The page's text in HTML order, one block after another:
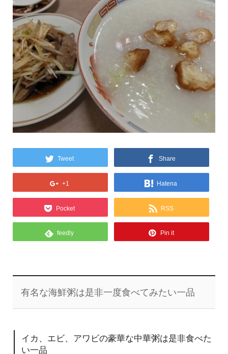
Tweet Share
+1 Hatena
Pocket RSS
feedly Pin it
有名な海鮮粥は是非一度食べてみたい一品
イカ、エビ、アワビの豪華な中華粥は是非食べた
い一品